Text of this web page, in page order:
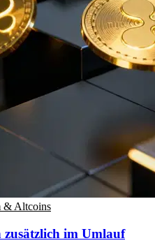
& Altcoins
im Umlauf